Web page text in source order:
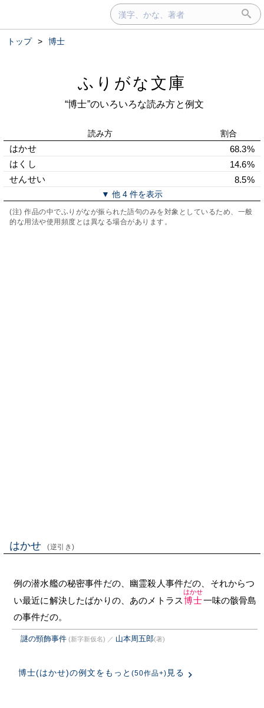
トップ > 博士
ふりがな文庫
“博士”のいろいろな読み方と例文
読み方 割合
はかせ
68.3%
はくし
14.6%
せんせい
8.5%
▼ 他 4 件を表示
(注) 作品の中でふりがなが振られた語句のみを対象としているため、一般
的な用法や使用頻度とは異なる場合があります。
はかせ (逆引き)
例の潜水艦の秘密事件だの、幽霊殺人事件だの、それからつ
い最近に解決したばかりの、あのメトラス博士
はかせ
一味の骸骨島
の事件だの。
謎の頸飾事件 (新字新仮名) ／ 山本周五郎(著)
博士(はかせ)の例文をもっと (50作品+) 見る